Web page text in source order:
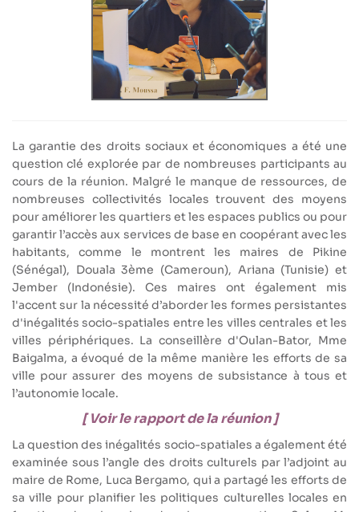
La garantie des droits sociaux et économiques a été une
question clé explorée par de nombreuses participants au
cours de la réunion. Malgré le manque de ressources, de
nombreuses collectivités locales trouvent des moyens
pour améliorer les quartiers et les espaces publics ou pour
garantir l’accès aux services de base en coopérant avec les
habitants, comme le montrent les maires de Pikine
(Sénégal), Douala 3ème (Cameroun), Ariana (Tunisie) et
Jember (Indonésie). Ces maires ont également mis
l'accent sur la nécessité d’aborder les formes persistantes
d'inégalités socio-spatiales entre les villes centrales et les
villes périphériques. La conseillère d'Oulan-Bator, Mme
Baigalma, a évoqué de la même manière les efforts de sa
ville pour assurer des moyens de subsistance à tous et
l’autonomie locale.
[ Voir le rapport de la réunion ]
La question des inégalités socio-spatiales a également été
examinée sous l’angle des droits culturels par l’adjoint au
maire de Rome, Luca Bergamo, qui a partagé les efforts de
sa ville pour planifier les politiques culturelles locales en